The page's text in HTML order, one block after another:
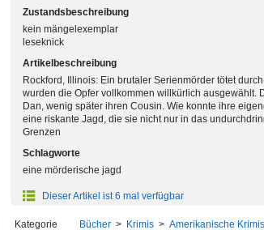
Zustandsbeschreibung
kein mängelexemplar
leseknick
Artikelbeschreibung
Rockford, Illinois: Ein brutaler Serienmörder tötet
wurden die Opfer vollkommen willkürlich ausgewählt.
Dan, wenig später ihren Cousin. Wie konnte ihre
eine riskante Jagd, die sie nicht nur in das
Grenzen
Schlagworte
eine mörderische jagd
Dieser Artikel ist 6 mal verfügbar
Kategorie Bücher > Krimis > Amerikanische Krimis